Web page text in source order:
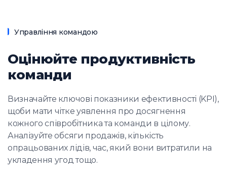
Управління командою
Оцінюйте продуктивність
команди
Визначайте ключові показники ефективності (KPI),
щоби мати чітке уявлення про досягнення
кожного співробітника та команди в цілому.
Аналізуйте обсяги продажів, кількість
опрацьованих лідів, час, який вони витратили на
укладення угод тощо.